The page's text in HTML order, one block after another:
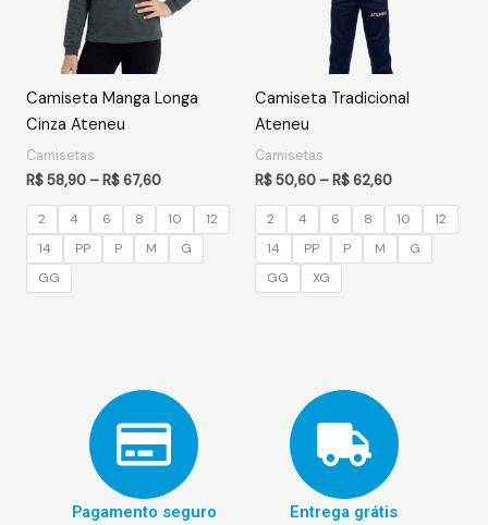
Camiseta Manga Longa
Cinza Ateneu
Camisetas
R$58,90 – R$67,60
2 4 6 8 10
12
14
PP P M
G
GG
Camiseta Tradicional
Ateneu
Camisetas
R$50,60 – R$62,60
2 4 6 8 10
12
14
PP P M
G
GG
XG
Pagamento seguro
Entrega grátis